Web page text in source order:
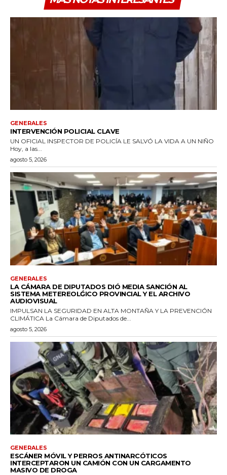
GENERALES
INTERVENCIÓN POLICIAL CLAVE
UN OFICIAL INSPECTOR DE POLICÍA LE SALVÓ LA VIDA A UN NIÑO
Hoy, a las...
agosto 5, 2026
GENERALES
LA CÁMARA DE DIPUTADOS DIÓ MEDIA SANCIÓN AL
SISTEMA METEREOLǴICO PROVINCIAL Y EL ARCHIVO
AUDIOVISUAL
IMPULSAN LA SEGURIDAD EN ALTA MONTAÑA Y LA PREVENCIÓN
CLIMÁTICA La Cámara de Diputados de...
agosto 5, 2026
GENERALES
ESCÁNER MÓVIL Y PERROS ANTINARCÓTICOS
INTERCEPTARON UN CAMIÓN CON UN CARGAMENTO
MASIVO DE DROGA